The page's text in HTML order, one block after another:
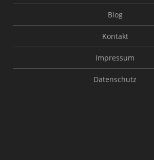
Blog
Kontakt
Impressum
Datenschutz